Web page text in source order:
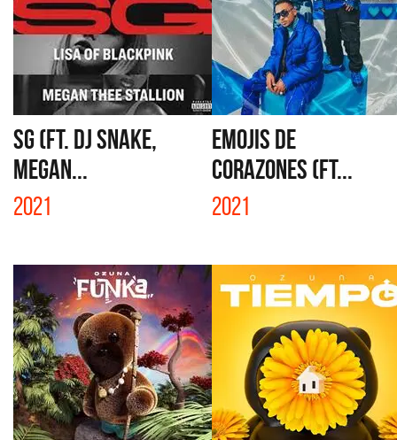
SG (FT. DJ SNAKE,
MEGAN...
2021
EMOJIS DE
CORAZONES (FT...
2021